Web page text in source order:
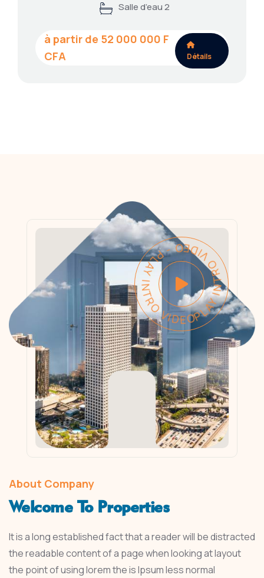
Salle d’eau 2
52 000 000
Détails
PLAY INTRO VIDEO - PLAY INTRO VIDEO -
About Company
Welcome To Properties
It is a long established fact that a reader will be distracted
the readable content of a page when looking at layout
the point of using lorem the is Ipsum less normal